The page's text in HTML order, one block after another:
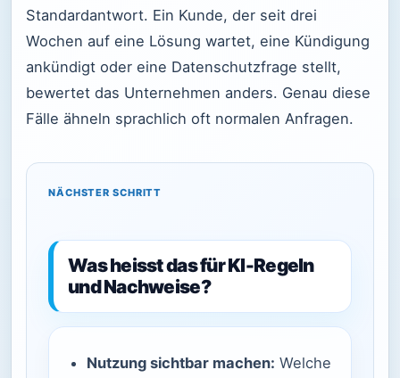
Standardantwort. Ein Kunde, der seit drei
Wochen auf eine Lösung wartet, eine Kündigung
ankündigt oder eine Datenschutzfrage stellt,
bewertet das Unternehmen anders. Genau diese
Fälle ähneln sprachlich oft normalen Anfragen.
NÄCHSTER SCHRITT
Was heisst das für KI-Regeln
und Nachweise?
Nutzung sichtbar machen: Welche